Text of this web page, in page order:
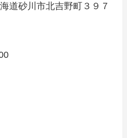
道砂川市北吉野町３９７